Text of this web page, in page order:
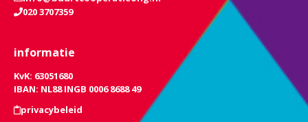
020 3707359
informatie
KvK: 63051680
IBAN: NL88 INGB 0006 8688 49
privacybeleid